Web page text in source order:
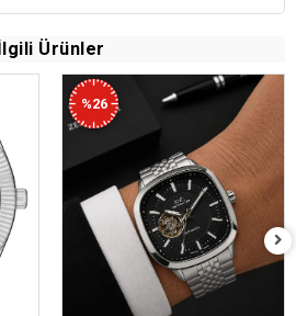
Ürünler
%26